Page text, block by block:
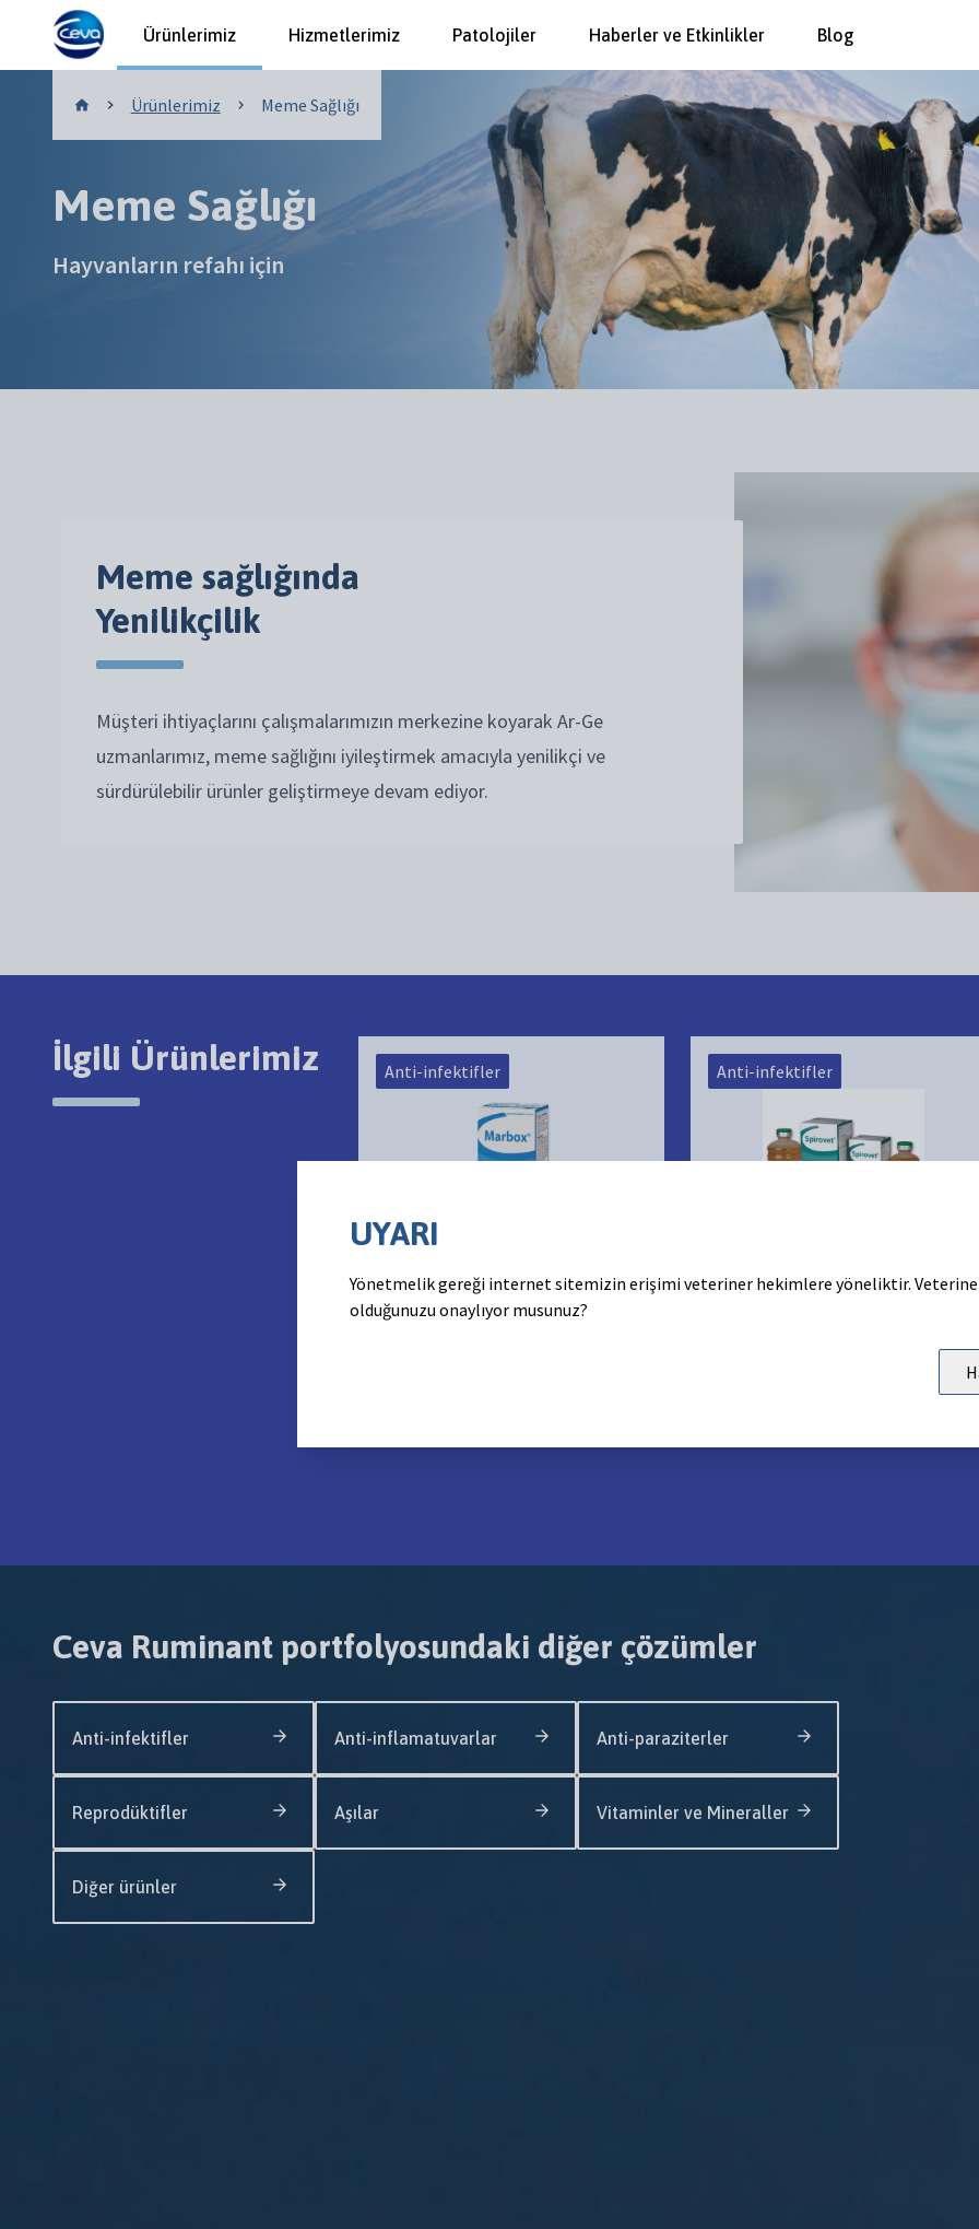
Ürünlerimiz Hizmetlerimiz Patolojiler Haberler ve Etkinlikler Blog
Ürünlerimiz
Ürünlerimiz Meme Sağlığı
Meme Sağlığı
Hayvanların refahı için
Meme sağlığında
Yenilikçilik
Müşteri ihtiyaçlarını çalışmalarımızın merkezine koyarak Ar-Ge
uzmanlarımız, meme sağlığını iyileştirmek amacıyla yenilikçi ve
sürdürülebilir ürünler geliştirmeye devam ediyor.
İlgili Ürünlerimiz Anti-infektifler
Marbox
Yüksek şırınga edilebilirliğe sahip
Anti-infektifler
Spirovet
Ceva Ruminant portfolyosundaki diğer çözümler
Anti-infektifler Anti-inflamatuvarlar Anti-paraziterler
Reprodüktifler Aşılar Vitaminler ve Mineraller
Diğer ürünler
UYARI
Yönetmelik gereği internet sitemizin erişimi veteriner hekimlere yöneliktir.
olduğunuzu onaylıyor musunuz?